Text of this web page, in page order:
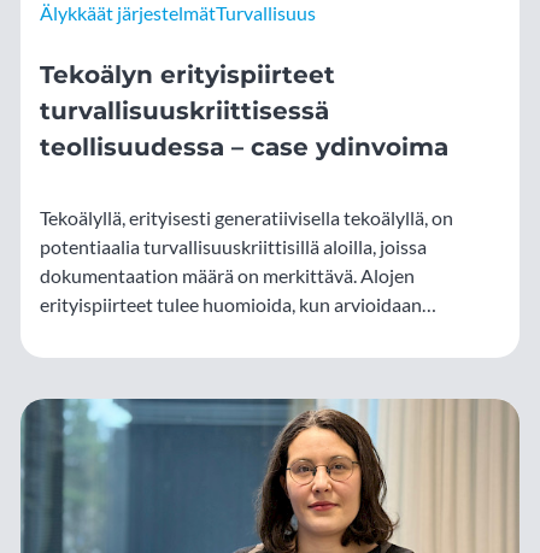
Älykkäät järjestelmätTurvallisuus
Tekoälyn erityispiirteet
turvallisuuskriittisessä
teollisuudessa – case ydinvoima
Tekoälyllä, erityisesti generatiivisella tekoälyllä, on
potentiaalia turvallisuuskriittisillä aloilla, joissa
dokumentaation määrä on merkittävä. Alojen
erityispiirteet tulee huomioida, kun arvioidaan
menetelmien vastuullisella hyödyntämisellä on pitkät
hyödyntää aiempia oppeja.